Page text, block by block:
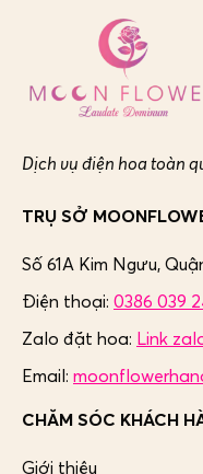
Dịch vụ điện hoa toàn
TRỤ SỞ
Số 61A Kim Ngưu,
Điện thoại: 0386 039
Zalo đặt hoa: Link
Email:
CHĂM SÓC KHÁCH
Giới thiệu